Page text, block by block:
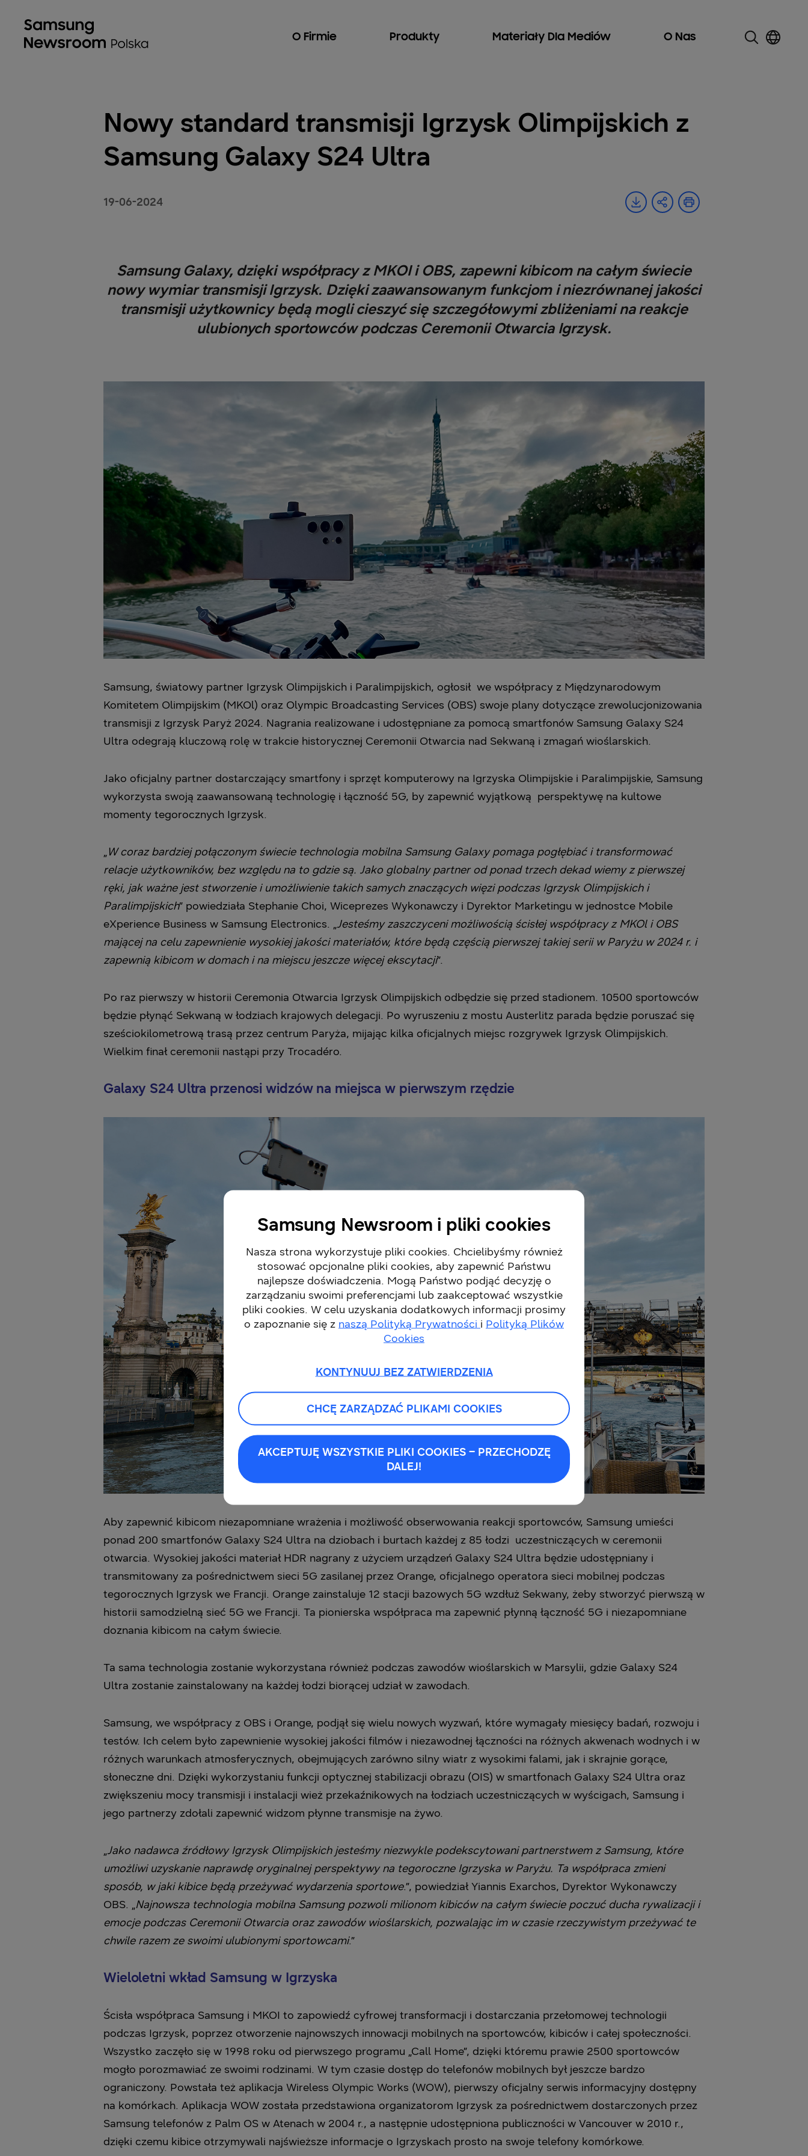
O Firmie Produkty Materiały Dla Mediów O Nas
Nowy standard transmisji Igrzysk Olimpijskich z
Samsung Galaxy S24 Ultra
19-06-2024
Samsung Galaxy, dzięki współpracy z MKOI i OBS, zapewni kibicom na całym świecie
nowy wymiar transmisji Igrzysk. Dzięki zaawansowanym funkcjom i niezrównanej jakości
transmisji użytkownicy będą mogli cieszyć się szczegółowymi zbliżeniami na reakcje
ulubionych sportowców podczas Ceremonii Otwarcia Igrzysk.
Samsung, światowy partner Igrzysk Olimpijskich i Paralimpijskich, ogłosił we współpracy z Międzynarodowym
Komitetem Olimpijskim (MKOl) oraz Olympic Broadcasting Services (OBS) swoje plany dotyczące zrewolucjonizowania
transmisji z Igrzysk Paryż 2024. Nagrania realizowane i udostępniane za pomocą smartfonów Samsung Galaxy S24
Ultra odegrają kluczową rolę w trakcie historycznej Ceremonii Otwarcia nad Sekwaną i zmagań wioślarskich.
Jako oficjalny partner dostarczający smartfony i sprzęt komputerowy na Igrzyska Olimpijskie i Paralimpijskie, Samsung
wykorzysta swoją zaawansowaną technologię i łączność 5G, by zapewnić wyjątkową perspektywę na kultowe
momenty tegorocznych Igrzysk.
„W coraz bardziej połączonym świecie technologia mobilna Samsung Galaxy pomaga pogłębiać i transformować
relacje użytkowników, bez względu na to gdzie są. Jako globalny partner od ponad trzech dekad wiemy z pierwszej
ręki, jak ważne jest stworzenie i umożliwienie takich samych znaczących więzi podczas Igrzysk Olimpijskich i
Paralimpijskich” powiedziała Stephanie Choi, Wiceprezes Wykonawczy i Dyrektor Marketingu w jednostce Mobile
eXperience Business w Samsung Electronics. „Jesteśmy zaszczyceni możliwością ścisłej współpracy z MKOl i OBS
mającej na celu zapewnienie wysokiej jakości materiałów, które będą częścią pierwszej takiej serii w Paryżu w 2024 r. i
zapewnią kibicom w domach i na miejscu jeszcze więcej ekscytacji”.
Po raz pierwszy w historii Ceremonia Otwarcia Igrzysk Olimpijskich odbędzie się przed stadionem. 10500 sportowców
będzie płynąć Sekwaną w łodziach krajowych delegacji. Po wyruszeniu z mostu Austerlitz parada będzie poruszać się
sześciokilometrową trasą przez centrum Paryża, mijając kilka oficjalnych miejsc rozgrywek Igrzysk Olimpijskich.
Wielkim finał ceremonii nastąpi przy Trocadéro.
Galaxy S24 Ultra przenosi widzów na miejsca w pierwszym rzędzie
Aby zapewnić kibicom niezapomniane wrażenia i możliwość obserwowania reakcji sportowców, Samsung umieści
ponad 200 smartfonów Galaxy S24 Ultra na dziobach i burtach każdej z 85 łodzi uczestniczących w ceremonii
otwarcia. Wysokiej jakości materiał HDR nagrany z użyciem urządzeń Galaxy S24 Ultra będzie udostępniany i
transmitowany za pośrednictwem sieci 5G zasilanej przez Orange, oficjalnego operatora sieci mobilnej podczas
tegorocznych Igrzysk we Francji. Orange zainstaluje 12 stacji bazowych 5G wzdłuż Sekwany, żeby stworzyć pierwszą w
historii samodzielną sieć 5G we Francji. Ta pionierska współpraca ma zapewnić płynną łączność 5G i niezapomniane
doznania kibicom na całym świecie.
Ta sama technologia zostanie wykorzystana również podczas zawodów wioślarskich w Marsylii, gdzie Galaxy S24
Ultra zostanie zainstalowany na każdej łodzi biorącej udział w zawodach.
Samsung, we współpracy z OBS i Orange, podjął się wielu nowych wyzwań, które wymagały miesięcy badań, rozwoju i
testów. Ich celem było zapewnienie wysokiej jakości filmów i niezawodnej łączności na różnych akwenach wodnych i w
różnych warunkach atmosferycznych, obejmujących zarówno silny wiatr z wysokimi falami, jak i skrajnie gorące,
słoneczne dni. Dzięki wykorzystaniu funkcji optycznej stabilizacji obrazu (OIS) w smartfonach Galaxy S24 Ultra oraz
zwiększeniu mocy transmisji i instalacji wież przekaźnikowych na łodziach uczestniczących w wyścigach, Samsung i
jego partnerzy zdołali zapewnić widzom płynne transmisje na żywo.
„Jako nadawca źródłowy Igrzysk Olimpijskich jesteśmy niezwykle podekscytowani partnerstwem z Samsung, które
umożliwi uzyskanie naprawdę oryginalnej perspektywy na tegoroczne Igrzyska w Paryżu. Ta współpraca zmieni
sposób, w jaki kibice będą przeżywać wydarzenia sportowe.”, powiedział Yiannis Exarchos, Dyrektor Wykonawczy
OBS. „Najnowsza technologia mobilna Samsung pozwoli milionom kibiców na całym świecie poczuć ducha rywalizacji i
emocje podczas Ceremonii Otwarcia oraz zawodów wioślarskich, pozwalając im w czasie rzeczywistym przeżywać te
chwile razem ze swoimi ulubionymi sportowcami.”
Wieloletni wkład Samsung w Igrzyska
Ścisła współpraca Samsung i MKOI to zapowiedź cyfrowej transformacji i dostarczania przełomowej technologii
podczas Igrzysk, poprzez otworzenie najnowszych innowacji mobilnych na sportowców, kibiców i całej społeczności.
Wszystko zaczęło się w 1998 roku od pierwszego programu „Call Home”, dzięki któremu prawie 2500 sportowców
mogło porozmawiać ze swoimi rodzinami. W tym czasie dostęp do telefonów mobilnych był jeszcze bardzo
ograniczony. Powstała też aplikacja Wireless Olympic Works (WOW), pierwszy oficjalny serwis informacyjny dostępny
na komórkach. Aplikacja WOW została przedstawiona organizatorom Igrzysk za pośrednictwem dostarczonych przez
Samsung telefonów z Palm OS w Atenach w 2004 r., a następnie udostępniona publiczności w Vancouver w 2010 r.,
dzięki czemu kibice otrzymywali najświeższe informacje o Igrzyskach prosto na swoje telefony komórkowe.
Samsung Newsroom i pliki cookies
Nasza strona wykorzystuje pliki cookies. Chcielibyśmy również
stosować opcjonalne pliki cookies, aby zapewnić Państwu
najlepsze doświadczenia. Mogą Państwo podjąć decyzję o
zarządzaniu swoimi preferencjami lub zaakceptować wszystkie
pliki cookies. W celu uzyskania dodatkowych informacji prosimy
o zapoznanie się z naszą Polityką Prywatności i Polityką Plików
Cookies
KONTYNUUJ BEZ ZATWIERDZENIA
CHCĘ ZARZĄDZAĆ PLIKAMI COOKIES
AKCEPTUJĘ WSZYSTKIE PLIKI COOKIES – PRZECHODZĘ
DALEJ!